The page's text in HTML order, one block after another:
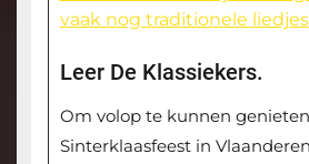
vaak nog traditionele
Leer De Klassiekers.
Om volop te kunnen
Sinterklaasfeest in